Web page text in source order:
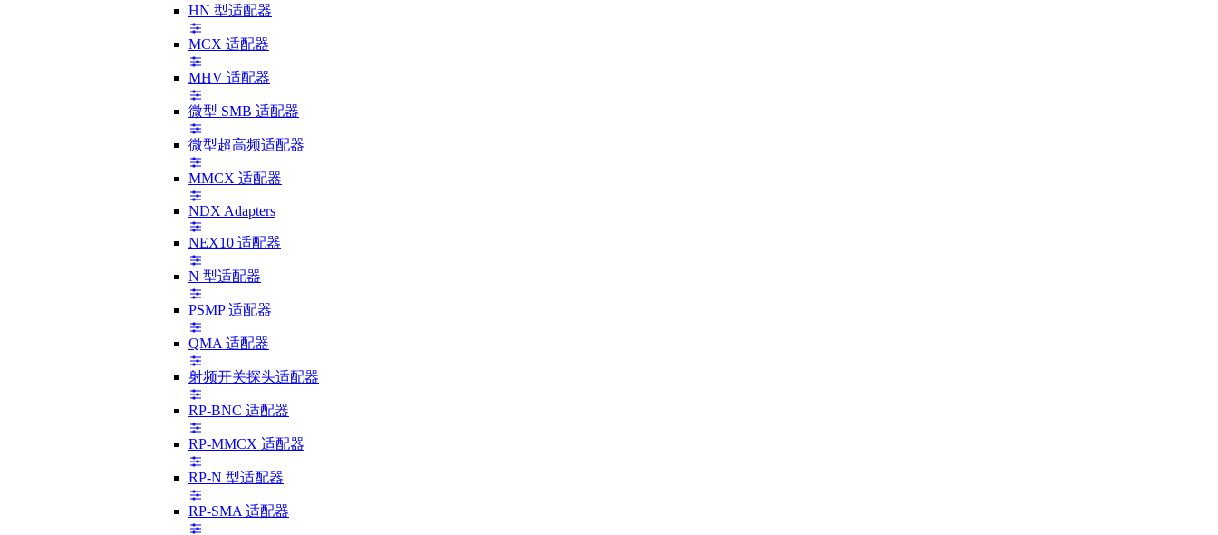
HN 型适配器
MCX 适配器
MHV 适配器
微型 SMB 适配器
微型超高频适配器
MMCX 适配器
NDX Adapters
NEX10 适配器
N 型适配器
PSMP 适配器
QMA 适配器
射频开关探头适配器
RP-BNC 适配器
RP-MMCX 适配器
RP-N 型适配器
RP-SMA 适配器